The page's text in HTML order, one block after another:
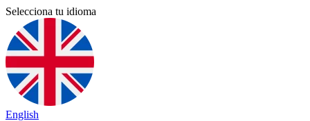
Selecciona tu idioma
English